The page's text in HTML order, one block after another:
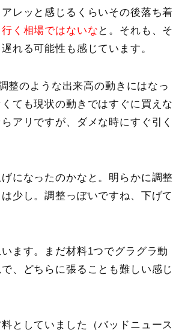
レッと感じるくらいその後落ち着
く相場ではないな と。それも、そ
れる可能性も感じています。
整のような出来高の動きにはなっ
ても現状の動きではすぐに買えな
アリですが、ダメな時にすぐ引く
になったのかなと。明らかに調整
少し。調整っぽいですね、下げて
います。まだ材料1つでグラグラ動
、どちらに張ることも難しい感じ
としていました（バッドニュース